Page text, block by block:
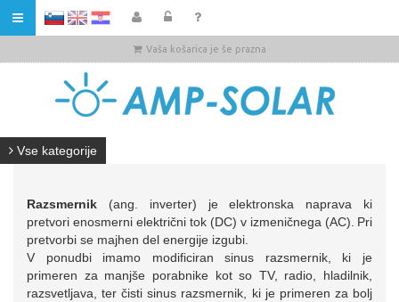
HR
Vaša košarica je še prazna
Vse kategorije
Razsmernik (ang. inverter) je elektronska naprava ki
pretvori enosmerni električni tok (DC) v izmeničnega (AC). Pri
pretvorbi se majhen del energije izgubi.
V ponudbi imamo modificiran sinus razsmernik, ki je
primeren za manjše porabnike kot so TV, radio, hladilnik,
razsvetljava, ter čisti sinus razsmernik, ki je primeren za bolj